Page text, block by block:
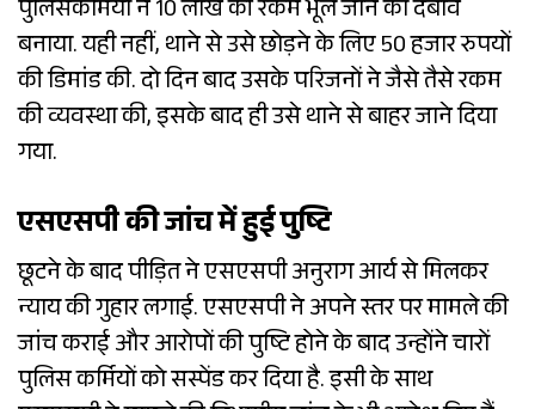
पुलिसकर्मियों ने 10 लाख की रकम भूल जाने का दबाव
बनाया. यही नहीं, थाने से उसे छोड़ने के लिए 50 हजार रुपयों
की डिमांड की. दो दिन बाद उसके परिजनों ने जैसे तैसे रकम
की व्यवस्था की, इसके बाद ही उसे थाने से बाहर जाने दिया
गया.
एसएसपी की जांच में हुई पुष्टि
छूटने के बाद पीड़ित ने एसएसपी अनुराग आर्य से मिलकर
न्याय की गुहार लगाई. एसएसपी ने अपने स्तर पर मामले की
जांच कराई और आरोपों की पुष्टि होने के बाद उन्होंने चारों
पुलिस कर्मियों को सस्पेंड कर दिया है. इसी के साथ